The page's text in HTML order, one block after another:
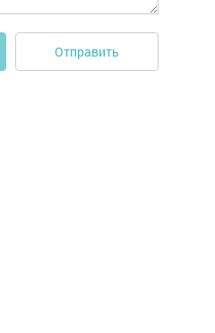
Отправить